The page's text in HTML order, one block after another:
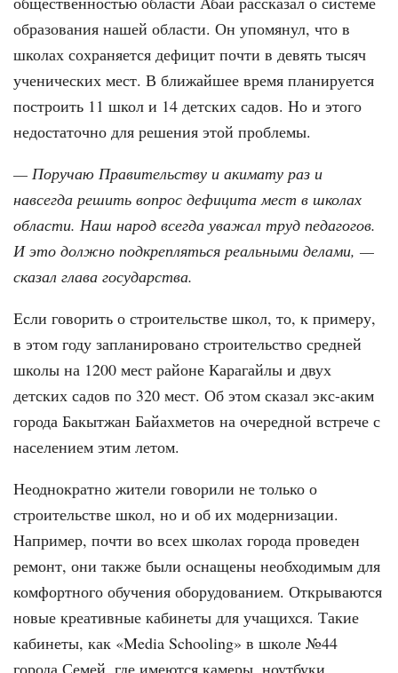
образования нашей области. Он упомянул, что в
школах сохраняется дефицит почти в девять тысяч
ученических мест. В ближайшее время планируется
построить 11 школ и 14 детских садов. Но и этого
недостаточно для решения этой проблемы.
— Поручаю Правительству и акимату раз и
навсегда решить вопрос дефицита мест в школах
области. Наш народ всегда уважал труд педагогов.
И это должно подкрепляться реальными делами, —
сказал глава государства.
Если говорить о строительстве школ, то, к примеру,
в этом году запланировано строительство средней
школы на 1200 мест районе Карагайлы и двух
детских садов по 320 мест. Об этом сказал экс-аким
города Бакытжан Байахметов на очередной встрече с
населением этим летом.
Неоднократно жители говорили не только о
строительстве школ, но и об их модернизации.
Например, почти во всех школах города проведен
ремонт, они также были оснащены необходимым для
комфортного обучения оборудованием. Открываются
новые креативные кабинеты для учащихся. Такие
кабинеты, как «Media Schooling» в школе №44
города Семей, где имеются камеры, ноутбуки,